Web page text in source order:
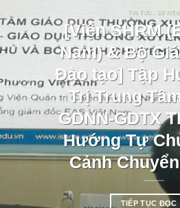
TIN TỨC - SỰ KIỆN
[Viện SHRM
Nam) & Bộ
Đào tạo] Tập
Trị Trung
GDNN-GDTX
Hướng Tự
Cảnh
TIẾP TỤC ĐỌC